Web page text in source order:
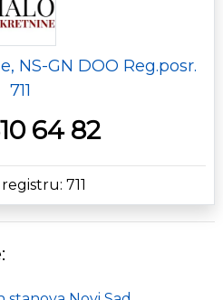
NS-GN DOO Reg.posr.
711
64 82
711